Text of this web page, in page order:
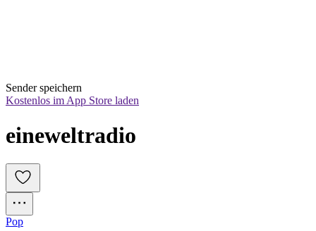
Sender speichern
Kostenlos im App Store laden
eineweltradio
Pop